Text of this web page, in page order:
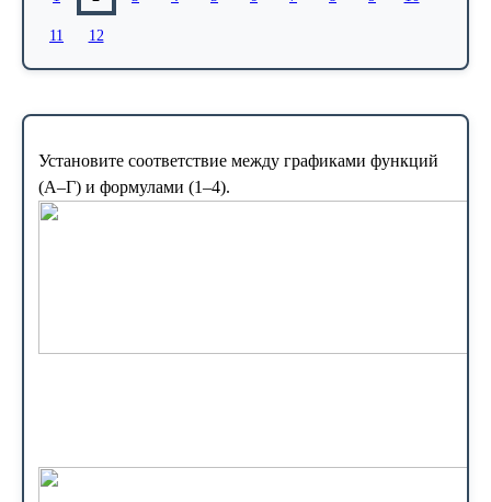
11 12
Установите соответствие между графиками функций
(А–Г) и формулами (1–4).